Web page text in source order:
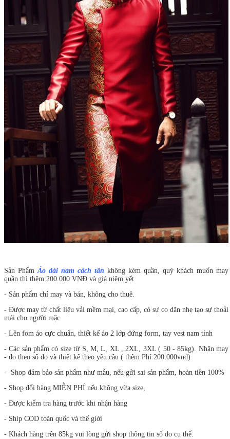
Sản PhẩmÁo dài nam cách tân không kèm quần, quý khách muốn may
quần thì thêm 200.000 VNĐ và giá niêm yết
- Sản phẩm chỉ may và bán, không cho thuê.
- Được may từ chất liệu vải mềm mại, cao cấp, có sự co dãn nhẹ tạo sự thoải
mái cho người mặc
- Lên fom áo cực chuẩn, thiết kế áo 2 lớp đứng form, tay vest nam tính
- Các sản phẩm có size từ S, M, L, XL , 2XL, 3XL ( 50 - 85kg). Nhận may
- đo theo số đo và thiết kế theo yêu cầu ( thêm Phí 200.000vnd)
- Shop đảm bảo sản phẩm như mẫu, nếu gửi sai sản phẩm, hoàn tiền 100%
- Shop đổi hàng MIỄN PHÍ nếu không vừa size,
- Được kiểm tra hàng trước khi nhận hàng
- Ship COD toàn quốc và thế giới
- Khách hàng trên 85kg vui lòng gửi shop thông tin số đo cụ thể.